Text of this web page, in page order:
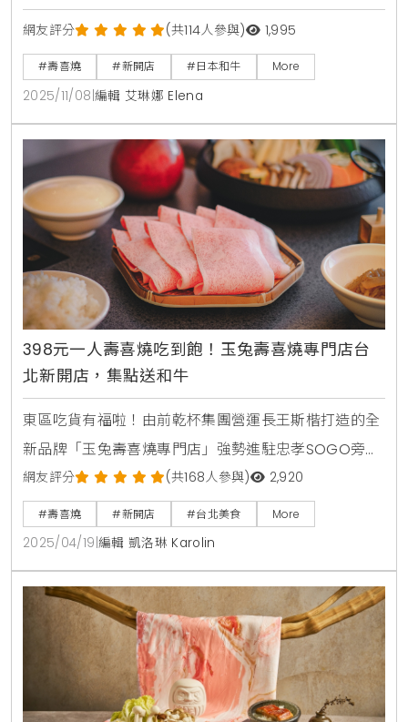
輕鬆嚐
網友評分 (共114人參與) 1,995
#壽喜燒 #新開店 #日本和牛 More
2025/11/08 編輯 艾琳娜 Elena
398元一人壽喜燒吃到飽！玉兔壽喜燒專門店台
北新開店，集點送和牛
東區吃貨有福啦！由前乾杯集團營運長王斯楷打造的全
新品牌「玉兔壽喜燒專門店」強勢進駐忠孝SOGO旁，
主打「一人一鍋」的超chill壽喜燒體驗！不只帶來道地
的關西風味，還有專人桌邊現煎服務、蔬菜自助吧吃到
飽，搭配靈芝蛋慕斯和創意小菜，驚喜滿滿。從現在到
6月30日，還有集點換和牛套餐的活動，雨天消費再加
送點數，吃得開心還能拿好康。台北東區一人壽喜燒再
也不用等人揪團才能開鍋！玉兔壽喜燒專門店專為現代
網友評分 (共168人參與) 2,920
#壽喜燒 #新開店 #台北美食 More
2025/04/19 編輯 凱洛琳 Karolin